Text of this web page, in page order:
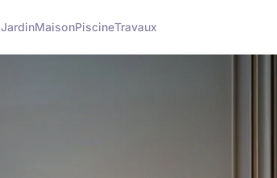
JardinMaisonPiscineTravaux